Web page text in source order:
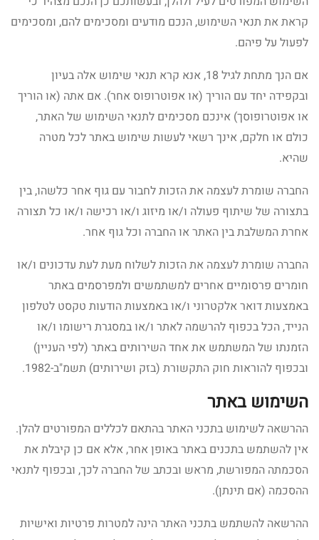
קראת את תנאי השימוש, הנכם מודעים ומסכימים להם, ומסכימים
לפעול על פיהם.
אם הנך מתחת לגיל 18, אנא קרא תנאי שימוש אלה בעיון
ובקפידה יחד עם הוריך (או אפוטרופוס אחר). אם אתה (או הוריך
או אפוטרופוסך) אינכם מסכימים לתנאי השימוש של האתר,
כולם או חלקם, אינך רשאי לעשות שימוש באתר לכל מטרה
שהיא.
החברה שומרת לעצמה את הזכות לחבור עם גוף אחר כלשהו, בין
בתצורה של שיתוף פעולה ו/או מיזוג ו/או רכישה ו/או כל תצורה
אחרת המשלבת בין האתר או החברה וכל גוף אחר.
החברה שומרת לעצמה את הזכות לשלוח מעת לעת עדכונים ו/או
חומרים פרסומיים אחרים למשתמשים ולמפרסמים באתר
באמצעות דואר אלקטרוני ו/או באמצעות הודעות טקסט לטלפון
הנייד, הכל בכפוף להרשמה לאתר ו/או במסגרת רישומו ו/או
הזמנתו של המשתמש את אחד השירותים באתר (לפי העניין)
ובכפוף להוראות חוק התקשורת (בזק ושירותים) תשמ"ב-1982.
השימוש באתר
ההרשאה לשימוש בתכני האתר בהתאם לכללים המפורטים להלן.
אין להשתמש בתכנים באתר באופן אחר, אלא אם כן קיבלת את
הסכמתה המפורשת, מראש ובכתב של החברה לכך, ובכפוף לתנאי
ההסכמה (אם תינתן).
ההרשאה להשתמש בתכני האתר הינה למטרות פרטיות ואישיות